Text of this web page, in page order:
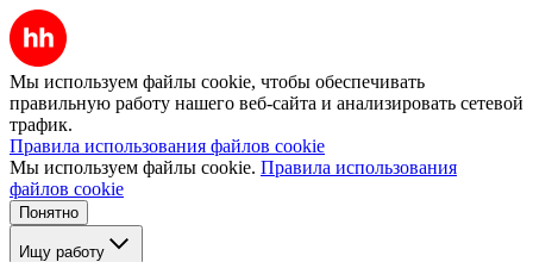
Мы используем файлы cookie, чтобы обеспечивать
правильную работу нашего веб-сайта и анализировать сетевой
трафик.
Правила использования файлов cookie
Мы используем файлы cookie. Правила использования
файлов cookie
Понятно
Ищу работу